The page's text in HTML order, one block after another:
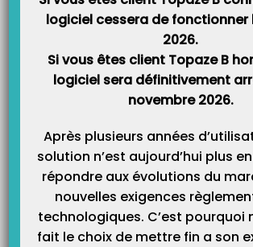
Catégories
logiciel cessera de fonctionner
2026.
Si vous êtes client Topaze B
logiciel sera définitivement
novembre 2026.
Après plusieurs années
solution n’est aujourd’hui plus
répondre aux évolutions du
nouvelles exigences
technologiques. C’est pourquoi
fait le choix de mettre fin a son